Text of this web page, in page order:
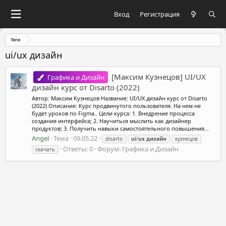
Вход Регистрация
Теги
ui/ux дизайн
Графика и Дизайн
[Максим Кузнецов] UI/UX
дизайн курс от Disarto (2022)
Автор: Максим Кузнецов Название: UI/UX дизайн курс от Disarto
(2022) Описание: Курс продвинутого пользователя. На нем не
будет уроков по Figma.. Цели курса: 1. Внедрение процесса
создания интерфейса; 2. Научиться мыслить как дизайнер
продуктов; 3. Получить навыки самостоятельного повышения...
Angel Тема 09.05.22 disarto ui/ux дизайн
кузнецов
скачать
Ответы: 0 Форум: Графика и Дизайн